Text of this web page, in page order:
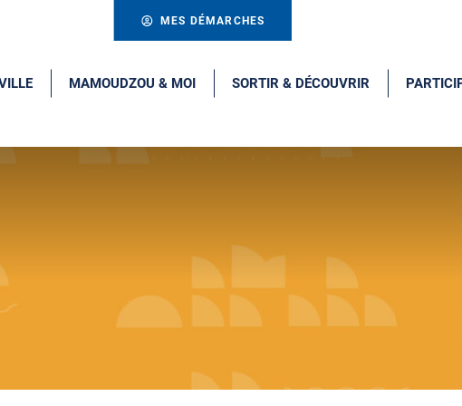
MES DÉMARCHES
MAMOUDZOU & MOI SORTIR & DÉCOUVRIR